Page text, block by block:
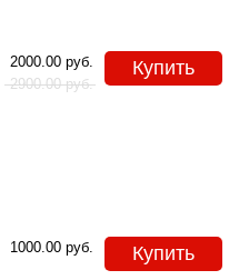
2000.00 руб.
2900.00 руб.
Купить
1000.00 руб. Купить